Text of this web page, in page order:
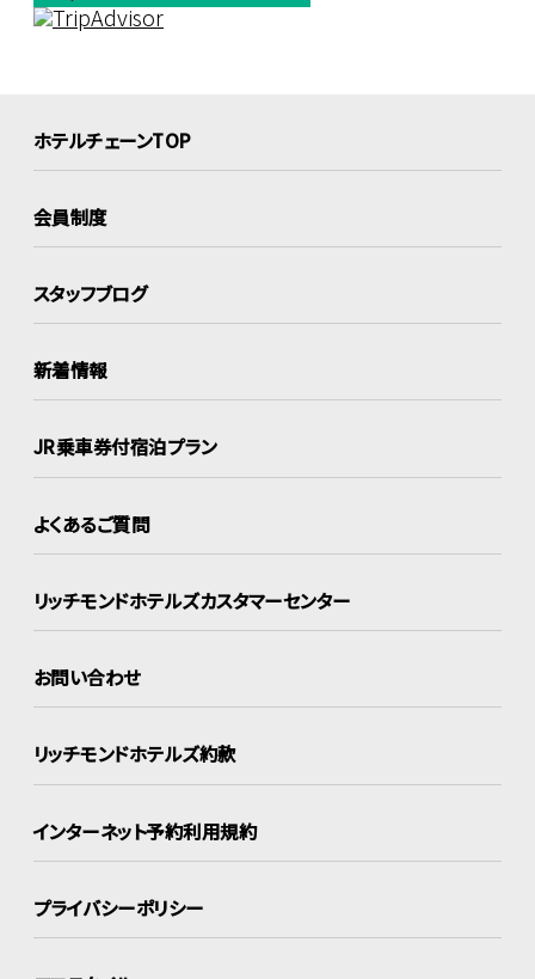
ホテルチェーンTOP
会員制度
スタッフブログ
新着情報
JR乗車券付宿泊プラン
よくあるご質問
リッチモンドホテルズカスタマーセンター
お問い合わせ
リッチモンドホテルズ約款
インターネット予約利用規約
プライバシーポリシー